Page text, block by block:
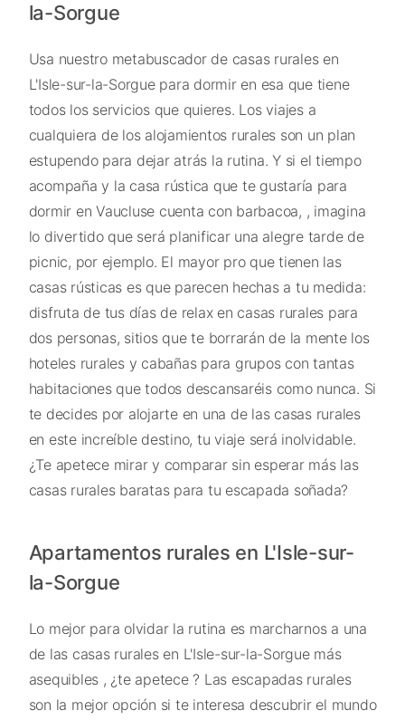
la-Sorgue
Usa nuestro metabuscador de casas rurales en
L'Isle-sur-la-Sorgue para dormir en esa que tiene
todos los servicios que quieres. Los viajes a
cualquiera de los alojamientos rurales son un plan
estupendo para dejar atrás la rutina. Y si el tiempo
acompaña y la casa rústica que te gustaría para
dormir en Vaucluse cuenta con barbacoa, , imagina
lo divertido que será planificar una alegre tarde de
picnic, por ejemplo. El mayor pro que tienen las
casas rústicas es que parecen hechas a tu medida:
disfruta de tus días de relax en casas rurales para
dos personas, sitios que te borrarán de la mente los
hoteles rurales y cabañas para grupos con tantas
habitaciones que todos descansaréis como nunca. Si
te decides por alojarte en una de las casas rurales
en este increíble destino, tu viaje será inolvidable.
¿Te apetece mirar y comparar sin esperar más las
casas rurales baratas para tu escapada soñada?
Apartamentos rurales en L'Isle-sur-
la-Sorgue
Lo mejor para olvidar la rutina es marcharnos a una
de las casas rurales en L'Isle-sur-la-Sorgue más
asequibles , ¿te apetece ? Las escapadas rurales
son la mejor opción si te interesa descubrir el mundo